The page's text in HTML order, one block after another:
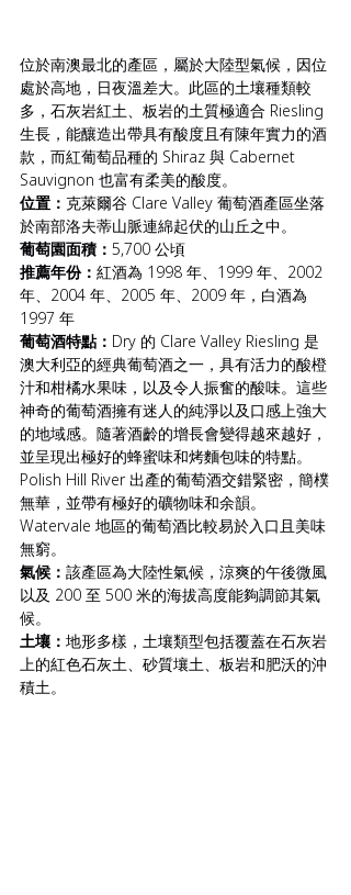
位於南澳最北的產區，屬於大陸型氣候，因位
處於高地，日夜溫差大。此區的土壤種類較
多，石灰岩紅土、板岩的土質極適合 Riesling
生長，能釀造出帶具有酸度且有陳年實力的酒
款，而紅葡萄品種的 Shiraz 與 Cabernet
Sauvignon 也富有柔美的酸度。
位置： 克萊爾谷 Clare Valley 葡萄酒產區坐落
於南部洛夫蒂山脈連綿起伏的山丘之中。
葡萄園面積： 5,700 公頃
推薦年份： 紅酒為 1998 年、1999 年、2002
年、2004 年、2005 年、2009 年，白酒為
1997 年
葡萄酒特點： Dry 的 Clare Valley Riesling 是
澳大利亞的經典葡萄酒之一，具有活力的酸橙
汁和柑橘水果味，以及令人振奮的酸味。這些
神奇的葡萄酒擁有迷人的純淨以及口感上強大
的地域感。隨著酒齡的增長會變得越來越好，
並呈現出極好的蜂蜜味和烤麵包味的特點。
Polish Hill River 出產的葡萄酒交錯緊密，簡樸
無華，並帶有極好的礦物味和余韻。
Watervale 地區的葡萄酒比較易於入口且美味
無窮。
氣候： 該產區為大陸性氣候，涼爽的午後微風
以及 200 至 500 米的海拔高度能夠調節其氣
候。
土壤： 地形多樣，土壤類型包括覆蓋在石灰岩
上的紅色石灰土、砂質壤土、板岩和肥沃的沖
積土。